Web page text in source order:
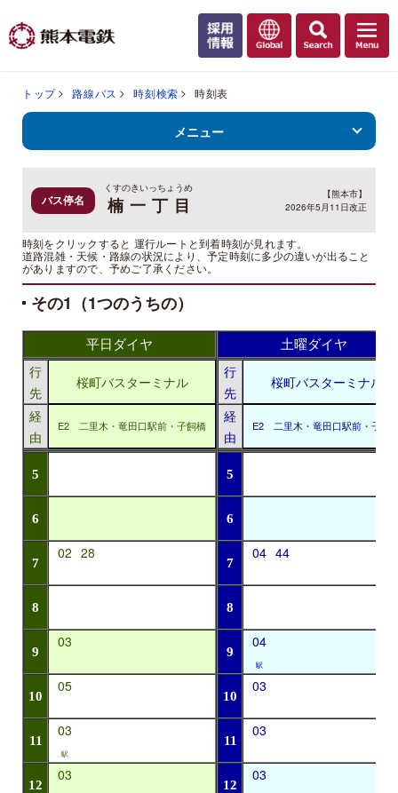
トップ 路線バス 時刻検索 時刻表
メニュー
バス停名 楠一丁目
くすのきいっちょうめ
【熊本市】
2026年5月11日改正
時刻をクリックすると 運行ルートと到着時刻が見れます。
道路混雑・天候・路線の状況により、予定時刻に多少の違いが出ること
がありますので、予めご了承ください。
その1（1つのうちの）
平日ダイヤ
行
先
桜町バスターミナル
経
由
E2 二里木・竜田口駅前・子飼橋
5
6
7
02 28
8
9
03
10
05
11
03
駅
12
03
土曜ダイヤ
行
先
桜町バスターミナル
経
由
E2 二里木・竜田口駅前・子飼
5
6
7
04 44
8
9
04
駅
10
03
11
03
12
03